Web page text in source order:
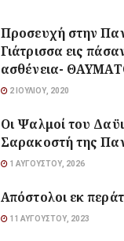
Προσευχή στην
Γιάτρισσα εις
ασθένεια-
2 ΙΟΥΛΊΟΥ, 2020
Οι Ψαλμοί του
Σαρακοστή της
1 ΑΥΓΟΎΣΤΟΥ, 2026
Απόστολοι εκ
11 ΑΥΓΟΎΣΤΟΥ, 2023